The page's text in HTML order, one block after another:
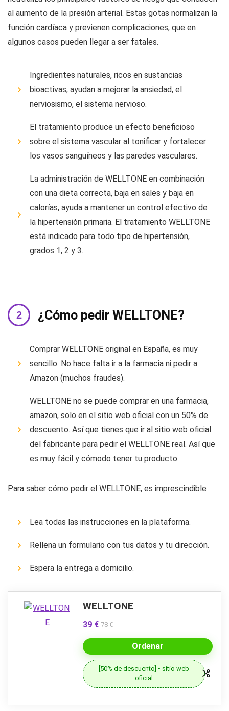
al aumento de la presión arterial. Estas gotas normalizan la
función cardíaca y previenen complicaciones, que en
algunos casos pueden llegar a ser fatales.
Ingredientes naturales, ricos en sustancias
bioactivas, ayudan a mejorar la ansiedad, el
nerviosismo, el sistema nervioso.
El tratamiento produce un efecto beneficioso
sobre el sistema vascular al tonificar y fortalecer
los vasos sanguíneos y las paredes vasculares.
La administración de WELLTONE en combinación
con una dieta correcta, baja en sales y baja en
calorías, ayuda a mantener un control efectivo de
la hipertensión primaria. El tratamiento WELLTONE
está indicado para todo tipo de hipertensión,
grados 1, 2 y 3.
¿Cómo pedir WELLTONE?
Comprar WELLTONE original en España, es muy
sencillo. No hace falta ir a la farmacia ni pedir a
Amazon (muchos fraudes).
WELLTONE no se puede comprar en una farmacia,
amazon, solo en el sitio web oficial con un 50% de
descuento. Así que tienes que ir al sitio web oficial
del fabricante para pedir el WELLTONE real. Así que
es muy fácil y cómodo tener tu producto.
Para saber cómo pedir el WELLTONE, es imprescindible
Lea todas las instrucciones en la plataforma.
Rellena un formulario con tus datos y tu dirección.
Espera la entrega a domicilio.
WELLTONE
39 € 78 €
Ordenar
[50% de descuento] • sitio web
oficial